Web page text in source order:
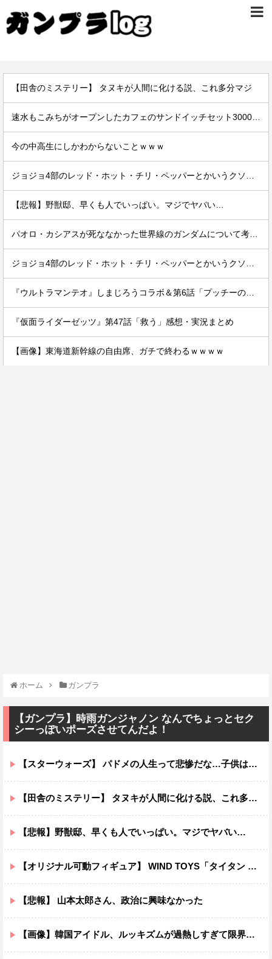
【田舎のミステリー】 タヌキが人間に化ける説、これ多分マジ
今の中高生にしかわからないことｗｗｗ
【悲報】野獣邸、早くも人でいっぱい。マジでヤバい…
『仮面ライダーゼッツ』第47話「救う」感想・実況まとめ
【画像】東海道新幹線の自由席、ガチで終わるｗｗｗｗ
ホーム ガンプラ
【ガンプラ】時雨ガンジャノン なんでちょっとセク
シーっぽいポーズさせてんだよ！
【スターウォーズ】 パドメの人生って悲惨だな…子供は遺せたけど
【田舎のミステリー】 タヌキが人間に化ける説、これ多分マジ
【悲報】野獣邸、早くも人でいっぱい。マジでヤバい…
【オリジナル可動フィギュア】 WIND TOYS「タイタン スーパーアクションマッスルボディ」可動フィギュア各種【予約開始】
【悲報】 山本太郎さん、政治に興味なかった
【画像】韓国アイドル、ルッキズムが過熱しすぎて限界突破ｗｗｗｗ